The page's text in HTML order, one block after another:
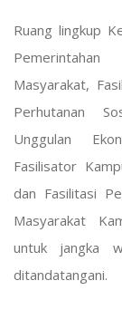
Ruang lingkup
Masyarakat,
Perhutanan
Unggulan
Fasilisator
dan Fasilitasi
Masyarakat
untuk jangka
ditandatangani.